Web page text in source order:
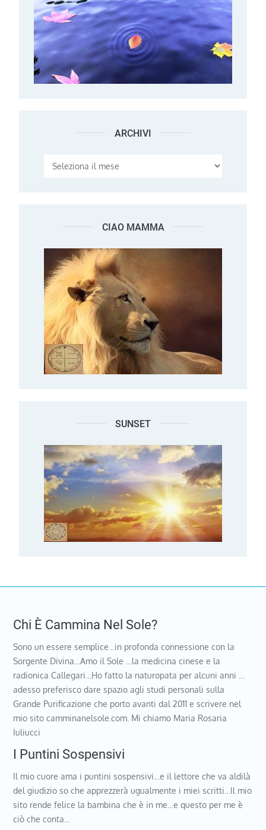
ARCHIVI Archivi
CIAO MAMMA
SUNSET
Chi È Cammina Nel Sole?
Sono un essere semplice…in profonda connessione con la
Sorgente Divina…Amo il Sole …la medicina cinese e la
radionica Callegari…Ho fatto la naturopata per alcuni anni …
adesso preferisco dare spazio agli studi personali sulla
Grande Purificazione che porto avanti dal 2011 e scrivere nel
mio sito camminanelsole.com. Mi chiamo Maria Rosaria
Iuliucci
I Puntini Sospensivi
Il mio cuore ama i puntini sospensivi…e il lettore che va aldilà
del giudizio so che apprezzerà ugualmente i miei scritti…Il mio
sito rende felice la bambina che è in me…e questo per me è
ciò che conta…